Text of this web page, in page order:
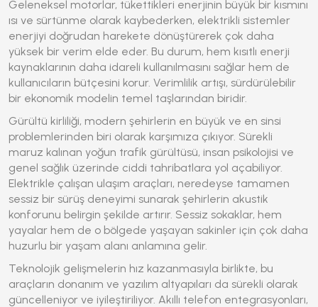
Geleneksel motorlar, tükettikleri enerjinin büyük bir kısmını
ısı ve sürtünme olarak kaybederken, elektrikli sistemler
enerjiyi doğrudan harekete dönüştürerek çok daha
yüksek bir verim elde eder. Bu durum, hem kısıtlı enerji
kaynaklarının daha idareli kullanılmasını sağlar hem de
kullanıcıların bütçesini korur. Verimlilik artışı, sürdürülebilir
bir ekonomik modelin temel taşlarından biridir.
Gürültü kirliliği, modern şehirlerin en büyük ve en sinsi
problemlerinden biri olarak karşımıza çıkıyor. Sürekli
maruz kalınan yoğun trafik gürültüsü, insan psikolojisi ve
genel sağlık üzerinde ciddi tahribatlara yol açabiliyor.
Elektrikle çalışan ulaşım araçları, neredeyse tamamen
sessiz bir sürüş deneyimi sunarak şehirlerin akustik
konforunu belirgin şekilde artırır. Sessiz sokaklar, hem
yayalar hem de o bölgede yaşayan sakinler için çok daha
huzurlu bir yaşam alanı anlamına gelir.
Teknolojik gelişmelerin hız kazanmasıyla birlikte, bu
araçların donanım ve yazılım altyapıları da sürekli olarak
güncelleniyor ve iyileştiriliyor. Akıllı telefon entegrasyonları,